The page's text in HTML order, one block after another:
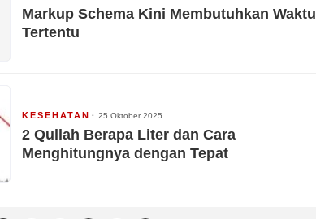
Markup Schema Kini Membutuhkan Waktu
Tertentu
KESEHATAN 25 Oktober 2025
2 Qullah Berapa Liter dan Cara
Menghitungnya dengan Tepat